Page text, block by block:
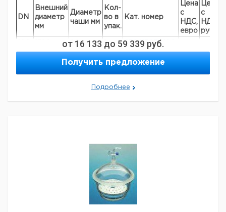
DN
Внешний
диаметр
мм
Диаметр
чаши мм
Кол-
во в
упак.
Кат. номер
Цена
с
НДС,
евро
Цена
с
НДС,
руб
90 1
632415270100
150
210,0 140 1
632415270150
190 1
632415270200
1 632415270300
от 16 133 до 59 339 руб.
Получить предложение
Подробнее